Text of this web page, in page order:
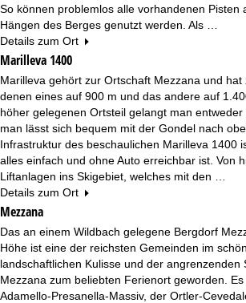
So können problemlos alle vorhandenen Pisten
Hängen des Berges genutzt werden. Als …
Details zum Ort
Marilleva 1400
Marilleva gehört zur Ortschaft Mezzana und hat
denen eines auf 900 m und das andere auf
höher gelegenen Ortsteil gelangt man
man lässt sich bequem mit der Gondel nach
Infrastruktur des beschaulichen Marilleva 1400
alles einfach und ohne Auto erreichbar ist. Von
Liftanlagen ins Skigebiet, welches mit den …
Details zum Ort
Mezzana
Das an einem Wildbach gelegene Bergdorf
Höhe ist eine der reichsten Gemeinden im
landschaftlichen Kulisse und der angrenzenden
Mezzana zum beliebten Ferienort geworden.
Adamello-Presanella-Massiv, der Ortler-